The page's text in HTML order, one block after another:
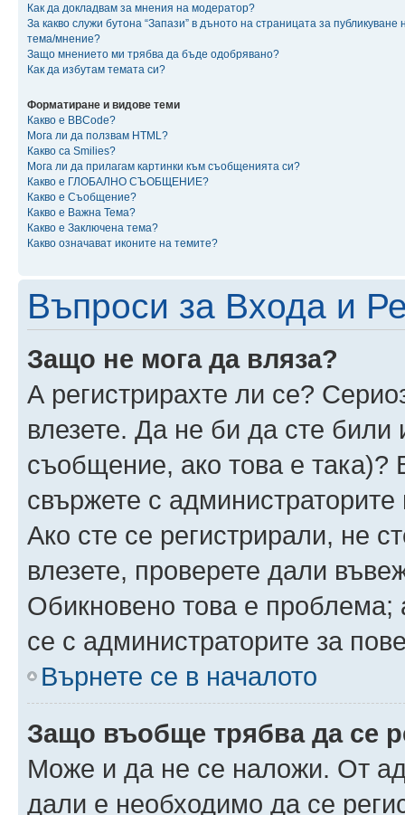
Как да докладвам за мнения на модератор?
За какво служи бутона “Запази” в дъното на страницата за публикуване
тема/мнение?
Защо мнението ми трябва да бъде одобрявано?
Как да избутам темата си?
Форматиране и видове теми
Какво е BBCode?
Мога ли да ползвам HTML?
Какво са Smilies?
Мога ли да прилагам картинки към съобщенията си?
Какво е ГЛОБАЛНО СЪОБЩЕНИЕ?
Какво е Съобщение?
Какво е Важна Тема?
Какво е Заключена тема?
Какво означават иконите на темите?
Въпроси за Входа и
Защо не мога да вляза?
А регистрирахте ли се?
влезете. Да не би да сте
съобщение, ако това е така)?
свържете с
Ако сте се регистрирали, не
влезете, проверете дали
Обикновено това е проблема;
се с администраторите за
Върнете се в началото
Защо въобще трябва да се
Може и да не се наложи. От
дали е необходимо да се